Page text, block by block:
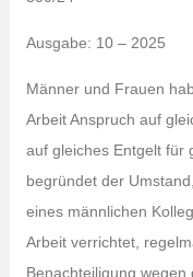
Ausgabe: 10 – 2025
Männer und Frauen
Arbeit Anspruch auf
auf gleiches Entgelt für
begründet der
eines männlichen
Arbeit verrichtet,
Benachteiligung